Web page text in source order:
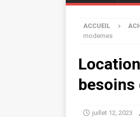
ACCUEIL
modernes
besoins
juillet 12, 2023